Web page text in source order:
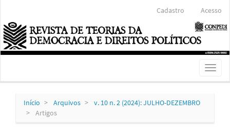
Conteúdo
principal
Barra
Lateral
Cadastro Acesso
Toggle
Início Arquivos
v. 10 n. 2 (2024): JULHO-DEZEMBRO
Artigos